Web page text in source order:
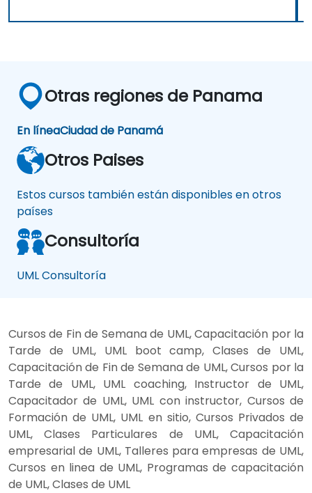
Otras regiones de Panama
En líneaCiudad de Panamá
Otros Paises
Estos cursos también están disponibles en otros
países
Consultoría
UML Consultoría
Cursos de Fin de Semana de UML, Capacitación por la
Tarde de UML, UML boot camp, Clases de UML,
Capacitación de Fin de Semana de UML, Cursos por la
Tarde de UML, UML coaching, Instructor de UML,
Capacitador de UML, UML con instructor, Cursos de
Formación de UML, UML en sitio, Cursos Privados de
UML, Clases Particulares de UML, Capacitación
empresarial de UML, Talleres para empresas de UML,
Cursos en linea de UML, Programas de capacitación
de UML, Clases de UML